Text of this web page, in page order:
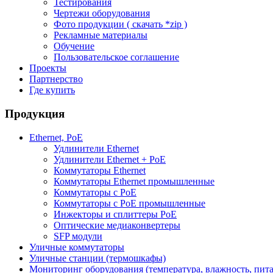
Тестирования
Чертежи оборудования
Фото продукции ( скачать *zip )
Рекламные материалы
Обучение
Пользовательское соглашение
Проекты
Партнерство
Где купить
Продукция
Ethernet, PoE
Удлинители Ethernet
Удлинители Ethernet + PoE
Коммутаторы Ethernet
Коммутаторы Ethernet промышленные
Коммутаторы с PoE
Коммутаторы с PoE промышленные
Инжекторы и сплиттеры PoE
Оптические медиаконвертеры
SFP модули
Уличные коммутаторы
Уличные станции (термошкафы)
Мониторинг оборудования (температура, влажность,